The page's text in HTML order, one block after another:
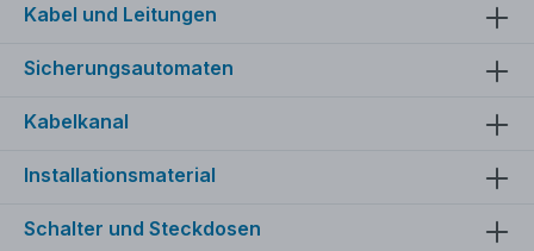
Kabel und Leitungen
Sicherungsautomaten
Kabelkanal
Installationsmaterial
Schalter und Steckdosen